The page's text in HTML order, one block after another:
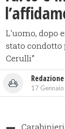
L'uomo, dopo
stato condotto
Cerulli”
17